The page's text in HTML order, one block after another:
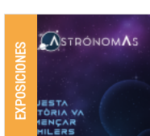
EXPOSICIONES